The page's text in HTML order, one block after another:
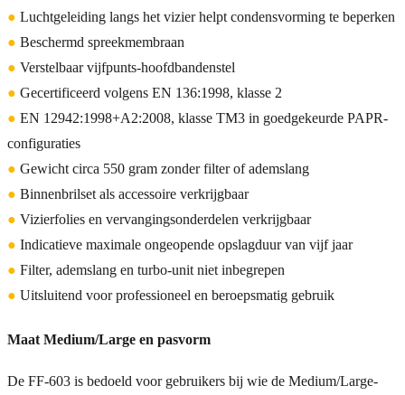
● Luchtgeleiding langs het vizier helpt condensvorming te beperken
● Beschermd spreekmembraan
● Verstelbaar vijfpunts-hoofdbandenstel
● Gecertificeerd volgens EN 136:1998, klasse 2
● EN 12942:1998+A2:2008, klasse TM3 in goedgekeurde PAPR-
configuraties
● Gewicht circa 550 gram zonder filter of ademslang
● Binnenbrilset als accessoire verkrijgbaar
● Vizierfolies en vervangingsonderdelen verkrijgbaar
● Indicatieve maximale ongeopende opslagduur van vijf jaar
● Filter, ademslang en turbo-unit niet inbegrepen
● Uitsluitend voor professioneel en beroepsmatig gebruik
Maat Medium/Large en pasvorm
De FF-603 is bedoeld voor gebruikers bij wie de Medium/Large-